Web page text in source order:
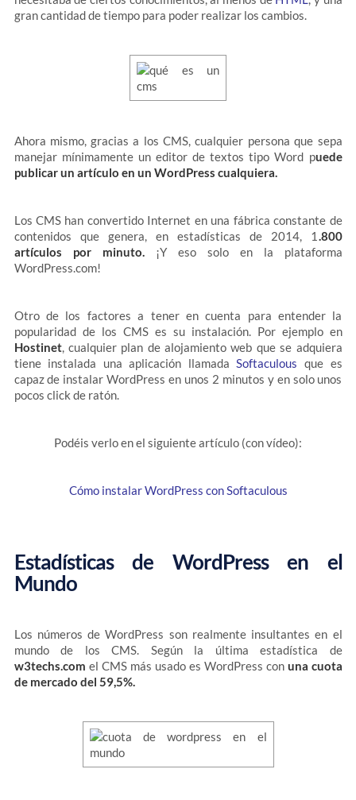
gran cantidad de tiempo para poder realizar los cambios.
Ahora mismo, gracias a los CMS, cualquier persona que sepa
manejar mínimamente un editor de textos tipo Word puede
publicar un artículo en un WordPress cualquiera.
Los CMS han convertido Internet en una fábrica constante de
contenidos que genera, en estadísticas de 2014, 1 .800
artículos por minuto.¡Y eso solo en la plataforma
WordPress.com!
Otro de los factores a tener en cuenta para entender la
popularidad de los CMS es su instalación. Por ejemplo en
Hostinet, cualquier plan de alojamiento web que se adquiera
tiene instalada una aplicación llamadaSoftaculous que es
capaz de instalar WordPress en unos 2 minutos y en solo unos
pocos click de ratón.
Podéis verlo en el siguiente artículo (con vídeo):
Cómo instalar WordPress con Softaculous
Estadísticas de WordPress en el
Mundo
Los números de WordPress son realmente insultantes en el
mundo de los CMS. Según la última estadística de
w3techs.com el CMS más usado es WordPress con una cuota
de mercado del 59,5%.